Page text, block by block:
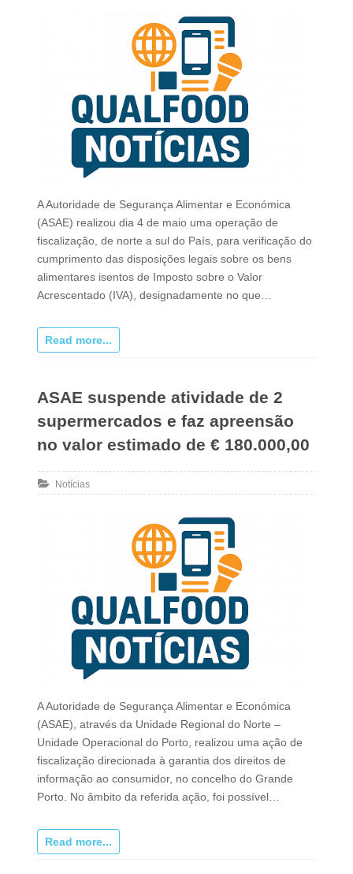
A Autoridade de Segurança Alimentar e Económica
(ASAE) realizou dia 4 de maio uma operação de
fiscalização, de norte a sul do País, para verificação do
cumprimento das disposições legais sobre os bens
alimentares isentos de Imposto sobre o Valor
Acrescentado (IVA), designadamente no que…
Read more...
ASAE suspende atividade de 2
supermercados e faz apreensão
no valor estimado de € 180.000,00
Notícias
A Autoridade de Segurança Alimentar e Económica
(ASAE), através da Unidade Regional do Norte –
Unidade Operacional do Porto, realizou uma ação de
fiscalização direcionada à garantia dos direitos de
informação ao consumidor, no concelho do Grande
Porto. No âmbito da referida ação, foi possível…
Read more...